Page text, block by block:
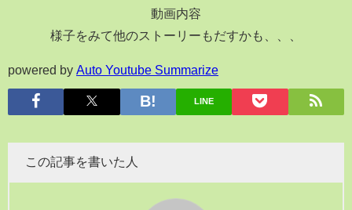
動画内容
様子をみて他のストーリーもだすかも、、、
powered by Auto Youtube Summarize
LINE
この記事を書いた人